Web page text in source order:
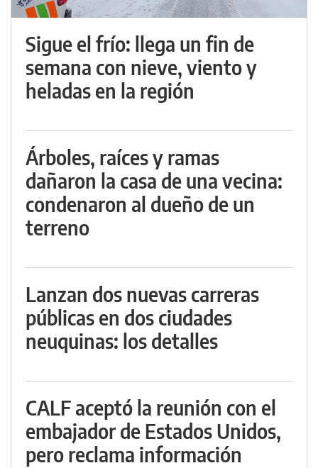
Sigue el frío: llega un fin de
semana con nieve, viento y
heladas en la región
Árboles, raíces y ramas
dañaron la casa de una vecina:
condenaron al dueño de un
terreno
Lanzan dos nuevas carreras
públicas en dos ciudades
neuquinas: los detalles
CALF aceptó la reunión con el
embajador de Estados Unidos,
pero reclama información